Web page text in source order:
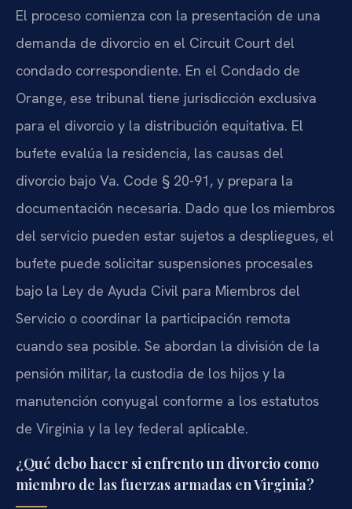
El proceso comienza con la presentación de una
demanda de divorcio en el Circuit Court del
condado correspondiente. En el Condado de
Orange, ese tribunal tiene jurisdicción exclusiva
para el divorcio y la distribución equitativa. El
bufete evalúa la residencia, las causas del
divorcio bajo Va. Code § 20-91, y prepara la
documentación necesaria. Dado que los miembros
del servicio pueden estar sujetos a despliegues, el
bufete puede solicitar suspensiones procesales
bajo la Ley de Ayuda Civil para Miembros del
Servicio o coordinar la participación remota
cuando sea posible. Se abordan la división de la
pensión militar, la custodia de los hijos y la
manutención conyugal conforme a los estatutos
de Virginia y la ley federal aplicable.
¿Qué debo hacer si enfrento un divorcio como
miembro de las fuerzas armadas en Virginia?